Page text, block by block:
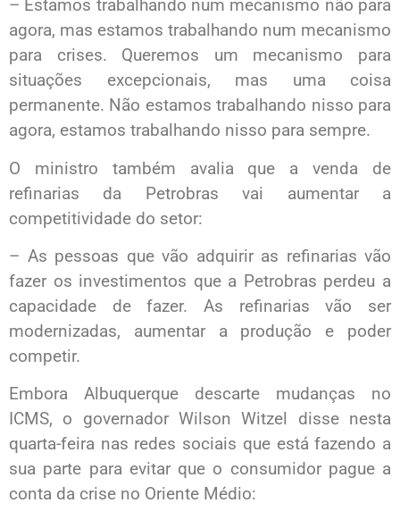
– Estamos trabalhando num mecanismo não para
agora, mas estamos trabalhando num mecanismo
para crises. Queremos um mecanismo para
situações excepcionais, mas uma coisa
permanente. Não estamos trabalhando nisso para
agora, estamos trabalhando nisso para sempre.
O ministro também avalia que a venda de
refinarias da Petrobras vai aumentar a
competitividade do setor:
– As pessoas que vão adquirir as refinarias vão
fazer os investimentos que a Petrobras perdeu a
capacidade de fazer. As refinarias vão ser
modernizadas, aumentar a produção e poder
competir.
Embora Albuquerque descarte mudanças no
ICMS, o governador Wilson Witzel disse nesta
quarta-feira nas redes sociais que está fazendo a
sua parte para evitar que o consumidor pague a
conta da crise no Oriente Médio: